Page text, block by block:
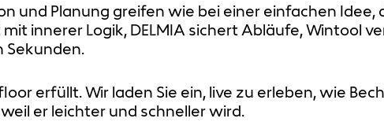
und Planung greifen wie bei einer einfachen Idee,
innerer Logik, DELMIA sichert Abläufe, Wintool
Sekunden.
erfüllt. Wir laden Sie ein, live zu erleben, wie
er leichter und schneller wird.